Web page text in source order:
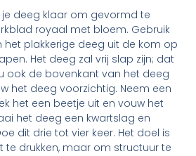
je deeg klaar om gevormd te
royaal met bloem. Gebruik
het plakkerige deeg uit de kom op
Het deeg zal vrij slap zijn; dat
ook de bovenkant van het deeg
het deeg voorzichtig. Neem een
het een beetje uit en vouw het
het deeg een kwartslag en
dit drie tot vier keer. Het doel is
te drukken, maar om structuur te